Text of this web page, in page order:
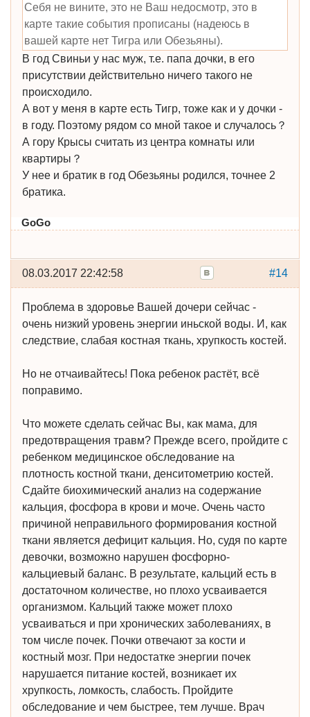
Себя не вините, это не Ваш недосмотр, это в
карте такие события прописаны (надеюсь в
вашей карте нет Тигра или Обезьяны).
В год Свиньи у нас муж, т.е. папа дочки, в его
присутствии действительно ничего такого не
происходило.
А вот у меня в карте есть Тигр, тоже как и у дочки -
в году. Поэтому рядом со мной такое и случалось？
А гору Крысы считать из центра комнаты или
квартиры？
У нее и братик в год Обезьяны родился, точнее 2
братика.
GoGo
#14
08.03.2017 22:42:58
Проблема в здоровье Вашей дочери сейчас -
очень низкий уровень энергии иньской воды. И, как
следствие, слабая костная ткань, хрупкость костей.
Но не отчаивайтесь! Пока ребенок растёт, всё
поправимо.
Что можете сделать сейчас Вы, как мама, для
предотвращения травм? Прежде всего, пройдите с
ребенком медицинское обследование на
плотность костной ткани, денситометрию костей.
Сдайте биохимический анализ на содержание
кальция, фосфора в крови и моче. Очень часто
причиной неправильного формирования костной
ткани является дефицит кальция. Но, судя по карте
девочки, возможно нарушен фосфорно-
кальциевый баланс. В результате, кальций есть в
достаточном количестве, но плохо усваивается
организмом. Кальций также может плохо
усваиваться и при хронических заболеваниях, в
том числе почек. Почки отвечают за кости и
костный мозг. При недостатке энергии почек
нарушается питание костей, возникает их
хрупкость, ломкость, слабость. Пройдите
обследование и чем быстрее, тем лучше. Врач